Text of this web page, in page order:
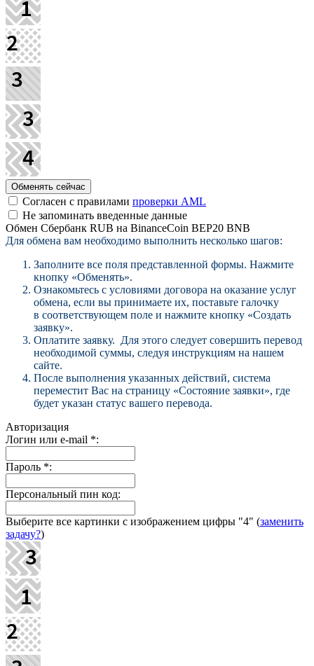
Согласен с правилами проверки AML
Не запоминать введенные данные
Обмен Сбербанк RUB на BinanceCoin BEP20 BNB
Для обмена вам необходимо выполнить несколько шагов:
Заполните все поля представленной формы. Нажмите
кнопку «Обменять».
Ознакомьтесь с условиями договора на оказание услуг
обмена, если вы принимаете их, поставьте галочку
в соответствующем поле и нажмите кнопку «Создать
заявку».
Оплатите заявку. Для этого следует совершить перевод
необходимой суммы, следуя инструкциям на нашем
сайте.
После выполнения указанных действий, система
переместит Вас на страницу «Состояние заявки», где
будет указан статус вашего перевода.
Авторизация
Логин или e-mail *:
Пароль *:
Персональный пин код:
Выберите все картинки с изображением цифры "4" (заменить
задачу?)